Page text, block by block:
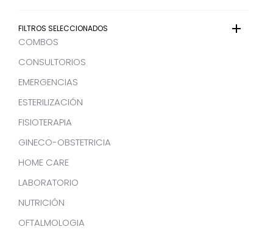
FILTROS SELECCIONADOS
COMBOS
CONSULTORIOS
EMERGENCIAS
ESTERILIZACIÓN
FISIOTERAPIA
GINECO-OBSTETRICIA
HOME CARE
LABORATORIO
NUTRICIÓN
OFTALMOLOGIA